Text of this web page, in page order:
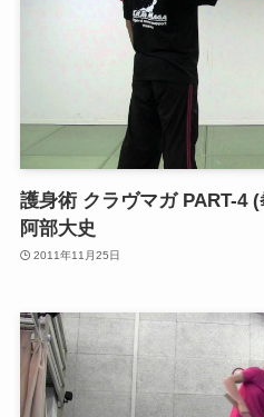
護身術 クラヴマガ PART-4
阿部大史
2011年11月25日